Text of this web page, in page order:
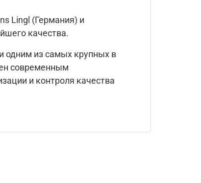
Lingl (Германия) и
качества.
одним из самых крупных в
современным
и контроля качества